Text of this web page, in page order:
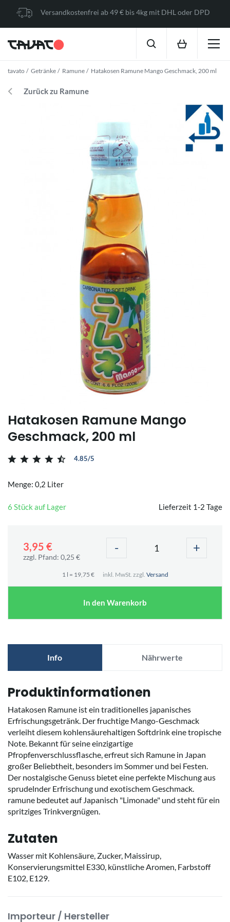
Versandkostenfrei ab 49 € bis 4kg mit DHL oder DPD
tavato Getränke Ramune Hatakosen Ramune Mango Geschmack, 200 ml
Zurück zu Ramune
Hatakosen Ramune Mango
Geschmack, 200 ml
4.85/5
Menge: 0,2 Liter
6 Stück auf Lager Lieferzeit 1-2 Tage
3,95 €
zzgl. Pfand: 0,25 €
- +
1 l = 19,75 € inkl. MwSt. zzgl. Versand
In den Warenkorb
Info Nährwerte
Produktinformationen
Hatakosen Ramune ist ein traditionelles japanisches
Erfrischungsgetränk. Der fruchtige Mango-Geschmack
verleiht diesem kohlensäurehaltigen Softdrink eine tropische
Note. Bekannt für seine einzigartige
Pfropfenverschlussflasche, erfreut sich Ramune in Japan
großer Beliebtheit, besonders im Sommer und bei Festen.
Der nostalgische Genuss bietet eine perfekte Mischung aus
sprudelnder Erfrischung und exotischem Geschmack.
ramune bedeutet auf Japanisch "Limonade" und steht für ein
spritziges Trinkvergnügen.
Zutaten
Wasser mit Kohlensäure, Zucker, Maissirup,
Konservierungsmittel E330, künstliche Aromen, Farbstoff
E102, E129.
Importeur / Hersteller